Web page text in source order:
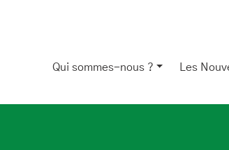
Qui sommes-nous ? Les